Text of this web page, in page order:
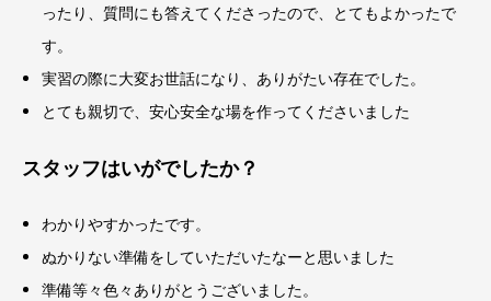
ったり、質問にも答えてくださったので、とてもよかったで
す。
実習の際に大変お世話になり、ありがたい存在でした。
とても親切で、安心安全な場を作ってくださいました
スタッフはいがでしたか？
わかりやすかったです。
ぬかりない準備をしていただいたなーと思いました
準備等々色々ありがとうございました。